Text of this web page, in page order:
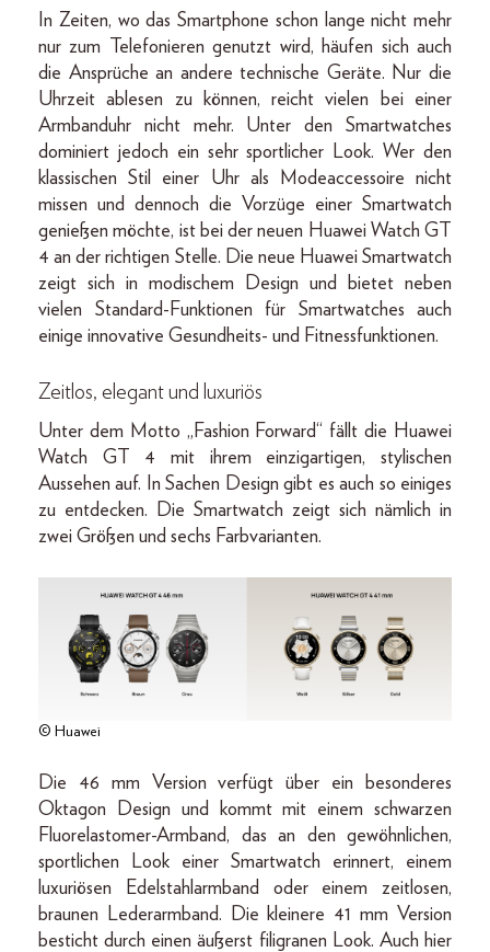
In Zeiten, wo das Smartphone schon lange nicht mehr
nur zum Telefonieren genutzt wird, häufen sich auch
die Ansprüche an andere technische Geräte. Nur die
Uhrzeit ablesen zu können, reicht vielen bei einer
Armbanduhr nicht mehr. Unter den Smartwatches
dominiert jedoch ein sehr sportlicher Look. Wer den
klassischen Stil einer Uhr als Modeaccessoire nicht
missen und dennoch die Vorzüge einer Smartwatch
genießen möchte, ist bei der neuen Huawei Watch GT
4 an der richtigen Stelle. Die neue Huawei Smartwatch
zeigt sich in modischem Design und bietet neben
vielen Standard-Funktionen für Smartwatches auch
einige innovative Gesundheits- und Fitnessfunktionen.
Zeitlos, elegant und luxuriös
Unter dem Motto „Fashion Forward“ fällt die Huawei
Watch GT 4 mit ihrem einzigartigen, stylischen
Aussehen auf. In Sachen Design gibt es auch so einiges
zu entdecken. Die Smartwatch zeigt sich nämlich in
zwei Größen und sechs Farbvarianten.
© Huawei
Die 46 mm Version verfügt über ein besonderes
Oktagon Design und kommt mit einem schwarzen
Fluorelastomer-Armband, das an den gewöhnlichen,
sportlichen Look einer Smartwatch erinnert, einem
luxuriösen Edelstahlarmband oder einem zeitlosen,
braunen Lederarmband. Die kleinere 41 mm Version
besticht durch einen äußerst filigranen Look. Auch hier